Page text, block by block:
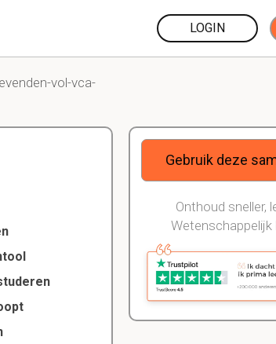
LOGIN
vol-vca-
Gebruik deze
Onthoud sneller,
Wetenschappelijk